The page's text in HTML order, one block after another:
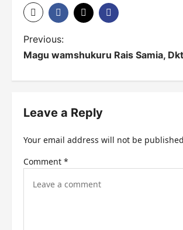
P
o
s
t
a
v
Previous:
Magu wamshukuru Rais Samia,
Leave a Reply
Your email address will not be
Comment *